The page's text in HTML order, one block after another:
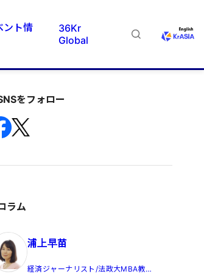
ント情
36Kr
Global
をフォロー
ラム
浦上早苗
経済ジャーナリスト/法政大MBA教